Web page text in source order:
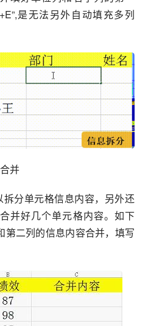
是无法另外自动填充多列
并
拆分单元格信息内容，另外还
并好几个单元格内容。如下
第二列的信息内容合并，填写